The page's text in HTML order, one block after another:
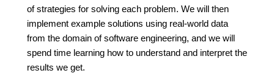
of strategies for solving each problem. We will then
implement example solutions using real-world data
from the domain of software engineering, and we will
spend time learning how to understand and interpret the
results we get.